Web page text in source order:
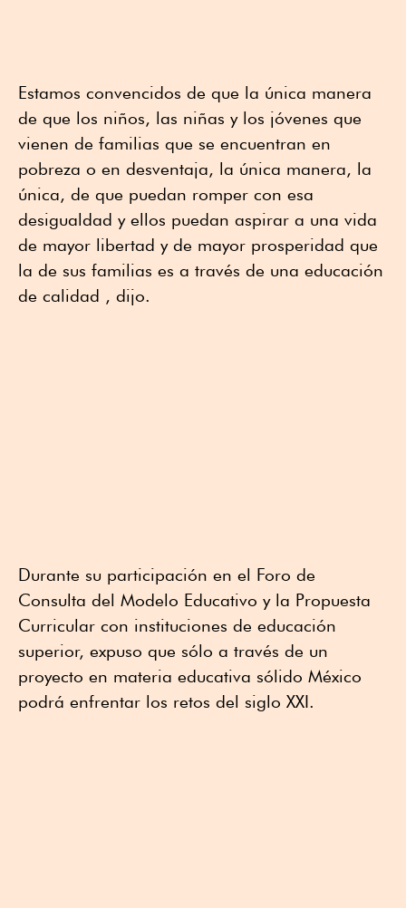
Estamos convencidos de que la única manera
de que los niños, las niñas y los jóvenes que
vienen de familias que se encuentran en
pobreza o en desventaja, la única manera, la
única, de que puedan romper con esa
desigualdad y ellos puedan aspirar a una vida
de mayor libertad y de mayor prosperidad que
la de sus familias es a través de una educación
de calidad , dijo.
Durante su participación en el Foro de
Consulta del Modelo Educativo y la Propuesta
Curricular con instituciones de educación
superior, expuso que sólo a través de un
proyecto en materia educativa sólido México
podrá enfrentar los retos del siglo XXI.